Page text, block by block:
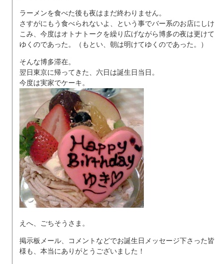
ラーメンを食べた後も夜はまだ終わりません。
さすがにもう食べられないよ、という事でバー系のお店にしけ
こみ、今度はオトナトークを繰り広げながら博多の夜は更けて
ゆくのであった。（もとい、朝は明けてゆくのであった。）
そんな博多滞在。
翌日東京に帰ってきた、六日は誕生日当日。
今度は実家でケーキ。
えへ、ごちそうさま。
掲示板メール、コメントなどでお誕生日メッセージ下さった皆
様も、本当にありがとうございました！